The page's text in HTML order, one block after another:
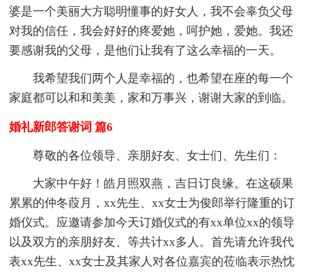
婆是一个美丽大方聪明懂事的好女人，我不会辜负父母
对我的信任，我会好好的疼爱她，呵护她，爱她。我还
要感谢我的父母，是他们让我有了这么幸福的一天。
我希望我们两个人是幸福的，也希望在座的每一个
家庭都可以和和美美，家和万事兴，谢谢大家的到临。
婚礼新郎答谢词 篇6
尊敬的各位领导、亲朋好友、女士们、先生们：
大家中午好！皓月照双燕，吉日订良缘。在这硕果
累累的仲冬葭月，xx先生、xx女士为俊郎举行隆重的订
婚仪式。应邀请参加今天订婚仪式的有xx单位xx的领导
以及双方的亲朋好友、等共计xx多人。首先请允许我代
表xx先生、xx女士及其家人对各位嘉宾的莅临表示热忱